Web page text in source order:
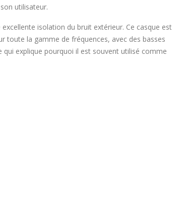
utilisateur.
isolation du bruit extérieur. Ce casque est
toute la gamme de fréquences, avec des basses
explique pourquoi il est souvent utilisé comme